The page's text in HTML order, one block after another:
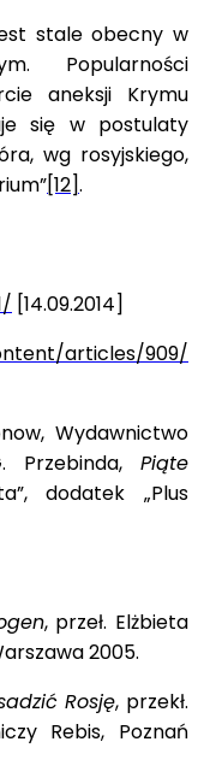
stale obecny w
Popularności
aneksji Krymu
się w postulaty
wg rosyjskiego,
[12].
[14.09.2014]
articles/909/
Wydawnictwo
Przebinda, Piąte
dodatek „Plus
, przeł. Elżbieta
2005.
Rosję, przekł.
Rebis, Poznań